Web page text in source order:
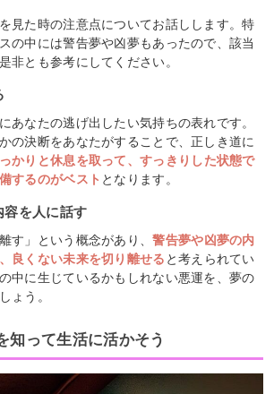
見た時の注意点についてお話しします。特
の中には警告夢や凶夢もあったので、該当
非とも参考にしてください。
あなたの逃げ出したい気持ちの表れです。
の決断をあなたがすることで、正しき道に
かりと休息を取って、すっきりした状態で
するのがベスト となります。
容を人に話す
す」という概念があり、警告夢や凶夢の内
良くない未来を切り離せる と考えられてい
中に生じているかもしれない悪運を、夢の
ょう。
知って生活に活かそう